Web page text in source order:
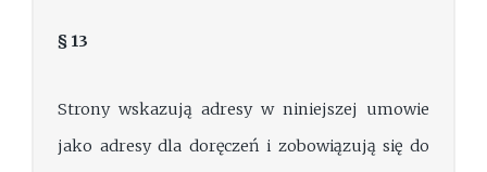
§ 13
Strony wskazują adresy w niniejszej umowie
jako adresy dla doręczeń i zobowiązują się do